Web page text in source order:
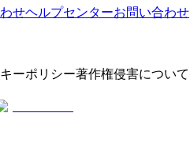
せヘルプセンターお問い合わせ
ーポリシー著作権侵害について